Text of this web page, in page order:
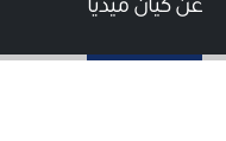
عن كيان ميديا